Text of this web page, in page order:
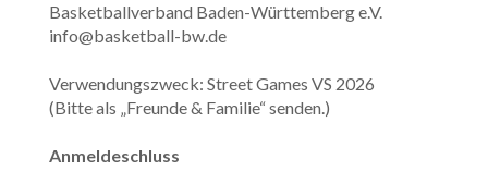
Basketballverband Baden-Württemberg e.V.
info@basketball-bw.de
Verwendungszweck: Street Games VS 2026
(Bitte als „Freunde & Familie“ senden.)
Anmeldeschluss